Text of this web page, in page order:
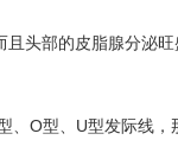
头部的皮脂腺分泌
O型、U型发际线